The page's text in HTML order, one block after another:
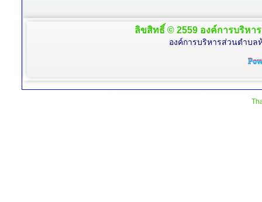
ลิขสิทธิ์ © 2559 องค์การบริหา
องค์การบริหารส่วนตำบล